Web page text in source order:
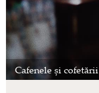
Cafenele și cofetării